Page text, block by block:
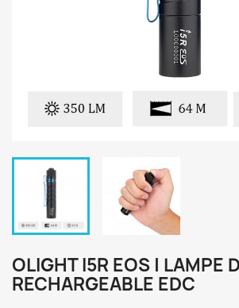
OLIGHT I5R EOS | LAMPE
RECHARGEABLE EDC